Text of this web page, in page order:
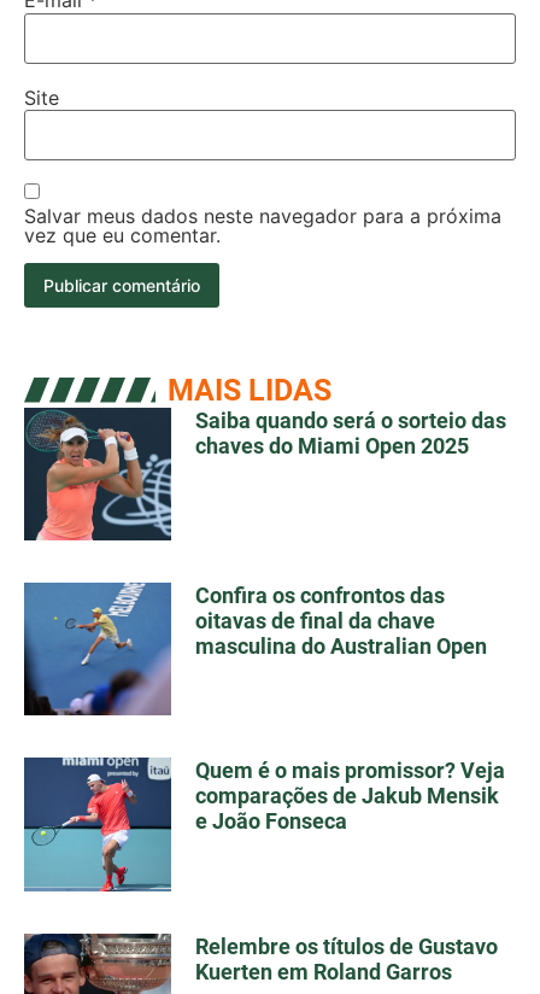
Site
Salvar meus dados neste navegador para a próxima
vez que eu comentar.
MAIS LIDAS
Saiba quando será o sorteio das
chaves do Miami Open 2025
Confira os confrontos das
oitavas de final da chave
masculina do Australian Open
Quem é o mais promissor? Veja
comparações de Jakub Mensik
e João Fonseca
Relembre os títulos de Gustavo
Kuerten em Roland Garros